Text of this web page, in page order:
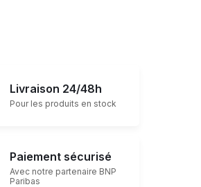
Livraison 24/48h
Pour les produits en stock
Paiement sécurisé
Avec notre partenaire BNP
Paribas